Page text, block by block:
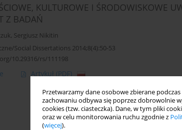
Przetwarzamy dane osobowe zbierane
zachowaniu odbywa się poprzez dobrowolnie
cookies (tzw. ciasteczka). Dane, w tym pliki
oraz w celu monitorowania ruchu zgodnie z
(więcej).
KULTUROWE I ŚRODOWISKOWE
Z BADAŃ
, Sergiusz Nikitin
Social Dissertations 2014;8(4):50-53
10.29316/rs/111198
Artykuł (PDF)